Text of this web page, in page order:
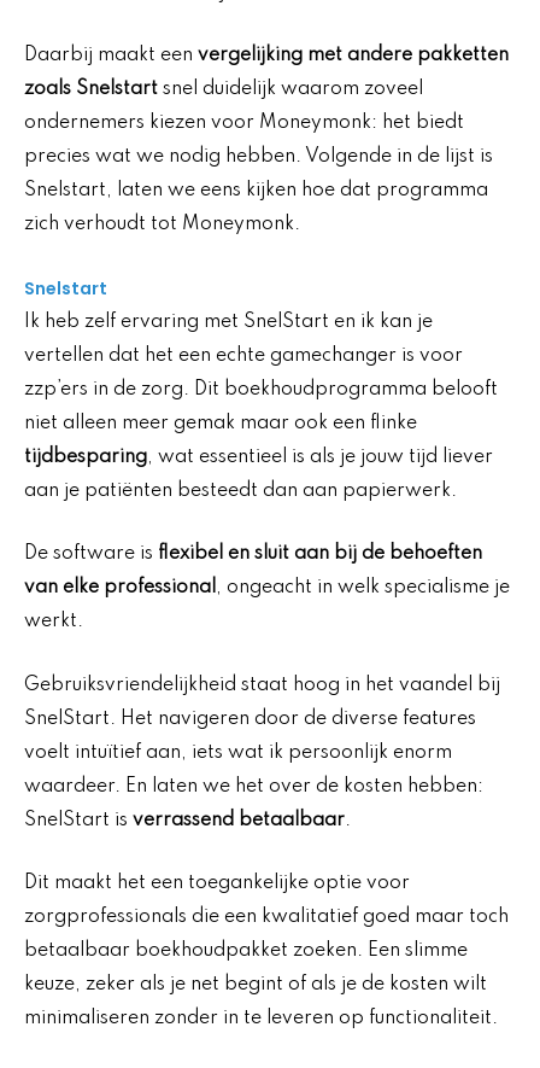
Daarbij maakt een vergelijking met andere pakketten
zoals Snelstart snel duidelijk waarom zoveel
ondernemers kiezen voor Moneymonk: het biedt
precies wat we nodig hebben. Volgende in de lijst is
Snelstart, laten we eens kijken hoe dat programma
zich verhoudt tot Moneymonk.
Snelstart
Ik heb zelf ervaring met SnelStart en ik kan je
vertellen dat het een echte gamechanger is voor
zzp’ers in de zorg. Dit boekhoudprogramma belooft
niet alleen meer gemak maar ook een flinke
tijdbesparing, wat essentieel is als je jouw tijd liever
aan je patiënten besteedt dan aan papierwerk.
De software is flexibel en sluit aan bij de behoeften
van elke professional , ongeacht in welk specialisme je
werkt.
Gebruiksvriendelijkheid staat hoog in het vaandel bij
SnelStart. Het navigeren door de diverse features
voelt intuïtief aan, iets wat ik persoonlijk enorm
waardeer. En laten we het over de kosten hebben:
SnelStart is verrassend betaalbaar.
Dit maakt het een toegankelijke optie voor
zorgprofessionals die een kwalitatief goed maar toch
betaalbaar boekhoudpakket zoeken. Een slimme
keuze, zeker als je net begint of als je de kosten wilt
minimaliseren zonder in te leveren op functionaliteit.